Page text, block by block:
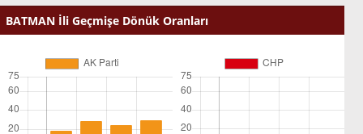
BATMAN İli Geçmişe Dönük Oranları